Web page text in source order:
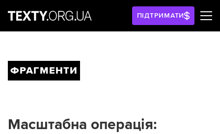
ПІДТРИМАТИ
ФРАГМЕНТИ
Масштабна операція: